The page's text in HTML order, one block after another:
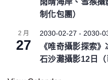
雨晴海岸、雪猴
制化包團）
2 月
27
2030-02-27 - 2030-
《唯奇攝影探索
石沙灘攝影12日（